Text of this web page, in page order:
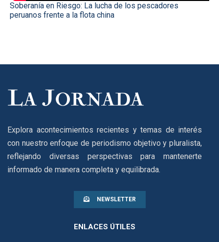
Soberanía en Riesgo: La lucha de los pescadores
peruanos frente a la flota china
Explora acontecimientos recientes y temas de interés
con nuestro enfoque de periodismo objetivo y pluralista,
reflejando diversas perspectivas para mantenerte
informado de manera completa y equilibrada.
NEWSLETTER
ENLACES ÚTILES